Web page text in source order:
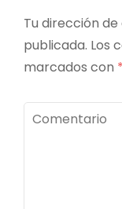
Tu dirección
publicada. Los
marcados con *
Comentario